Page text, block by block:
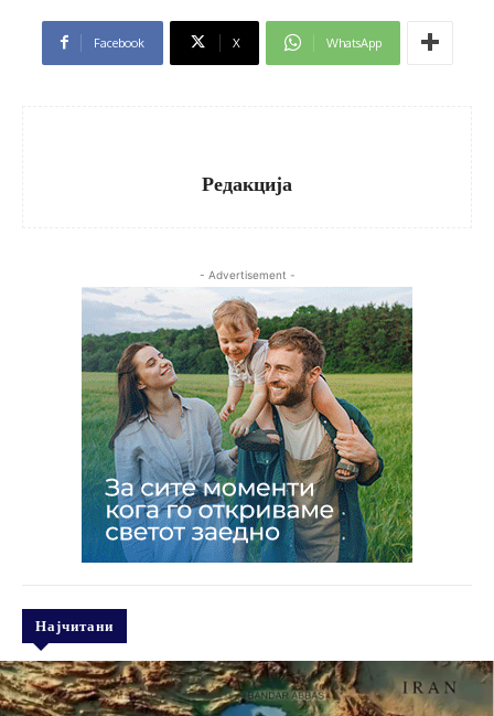
Facebook X WhatsApp
Редакција
- Advertisement -
Најчитани